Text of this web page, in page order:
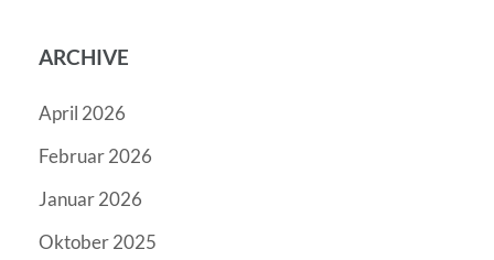
ARCHIVE
April 2026
Februar 2026
Januar 2026
Oktober 2025